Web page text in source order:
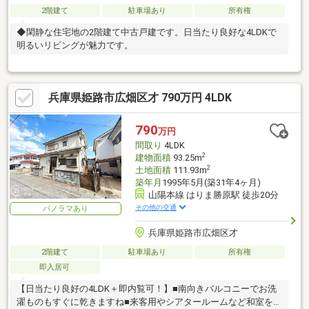
2階建て 駐車場あり 所有権
◆閑静な住宅地の2階建て中古戸建です。日当たり良好な4LDKで
明るいリビングが魅力です。
兵庫県姫路市広畑区才 790万円 4LDK
パノラマあり
790万円
間取り 4LDK
建物面積93.25m2
土地面積111.93m2
築年月 1995年5月(築31年4ヶ月)
山陽本線 はりま勝原駅 徒歩20分
その他の交通
兵庫県姫路市広畑区才
2階建て 駐車場あり
所有権
即入居可
【日当たり良好の4LDK＋即内覧可！】■南向きバルコニーでお洗
濯ものもすぐに乾きますね■来客用やシアタールームなど和室を